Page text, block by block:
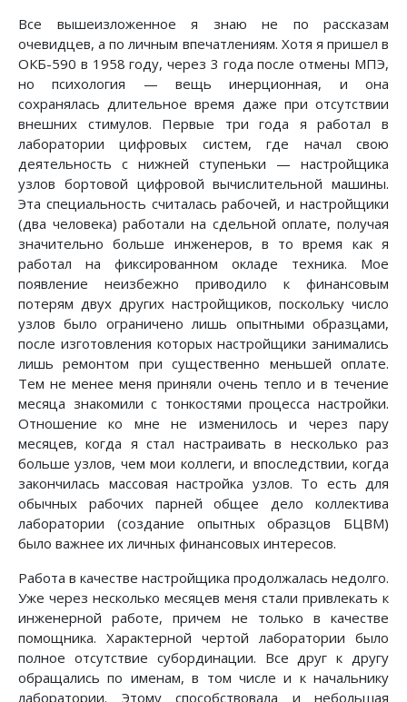
Все вышеизложенное я знаю не по рассказам
очевидцев, а по личным впечатлениям. Хотя я пришел в
ОКБ-590 в 1958 году, через 3 года после отмены МПЭ,
но психология — вещь инерционная, и она
сохранялась длительное время даже при отсутствии
внешних стимулов. Первые три года я работал в
лаборатории цифровых систем, где начал свою
деятельность с нижней ступеньки — настройщика
узлов бортовой цифровой вычислительной машины.
Эта специальность считалась рабочей, и настройщики
(два человека) работали на сдельной оплате, получая
значительно больше инженеров, в то время как я
работал на фиксированном окладе техника. Мое
появление неизбежно приводило к финансовым
потерям двух других настройщиков, поскольку число
узлов было ограничено лишь опытными образцами,
после изготовления которых настройщики занимались
лишь ремонтом при существенно меньшей оплате.
Тем не менее меня приняли очень тепло и в течение
месяца знакомили с тонкостями процесса настройки.
Отношение ко мне не изменилось и через пару
месяцев, когда я стал настраивать в несколько раз
больше узлов, чем мои коллеги, и впоследствии, когда
закончилась массовая настройка узлов. То есть для
обычных рабочих парней общее дело коллектива
лаборатории (создание опытных образцов БЦВМ)
было важнее их личных финансовых интересов.
Работа в качестве настройщика продолжалась недолго.
Уже через несколько месяцев меня стали привлекать к
инженерной работе, причем не только в качестве
помощника. Характерной чертой лаборатории было
полное отсутствие субординации. Все друг к другу
обращались по именам, в том числе и к начальнику
лаборатории. Этому способствовала и небольшая